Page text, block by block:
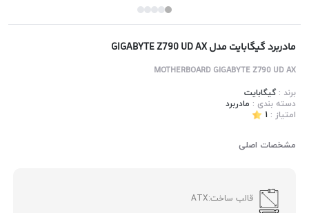
مادربرد گیگابایت مدل GIGABYTE Z790 UD AX
MOTHERBOARD GIGABYTE Z790 UD AX
برند :گیگابایت
دسته بندی : مادربرد
امتیاز :1
مشخصات اصلی
قالب ساخت:ATX